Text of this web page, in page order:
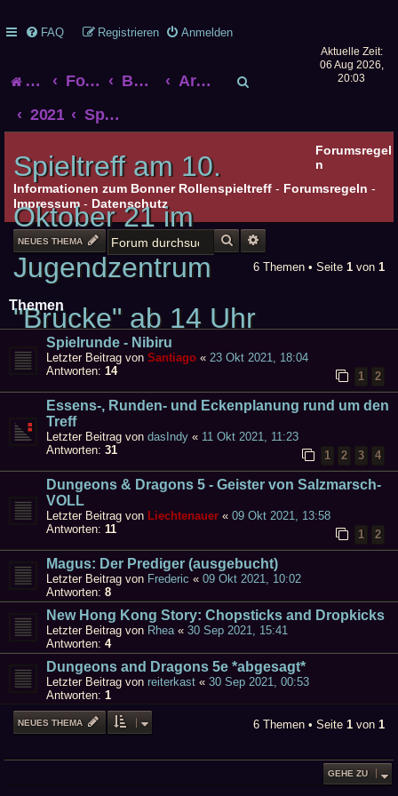
FAQ Anmelden
Registrieren
Startseite
Foren-Übersicht Bonner Rollenspieltreff
Archiv alter Treffen
2021
Spieltreff am 10. Oktober 21 im Jugendzentrum "Brücke" ab 14 Uhr
Aktuelle Zeit:
06 Aug 2026,
20:03
Spieltreff am 10.
Oktober 21 im
Jugendzentrum
"Brücke" ab 14 Uhr
Forumsregel
n
Informationen zum Bonner Rollenspieltreff - Forumsregeln -
Impressum - Datenschutz
NEUES THEMA SUCHE
6 Themen • Seite 1 von 1
Themen
Spielrunde - Nibiru
Letzter Beitrag von Santiago « 23 Okt 2021, 18:04
Antworten: 14 1 2
Essens-, Runden- und Eckenplanung rund um den
Treff
Letzter Beitrag von dasIndy « 11 Okt 2021, 11:23
Antworten: 31 1 2 3 4
Dungeons & Dragons 5 - Geister von Salzmarsch-
VOLL
Letzter Beitrag von Liechtenauer « 09 Okt 2021, 13:58
Antworten: 11 1 2
Magus: Der Prediger (ausgebucht)
Letzter Beitrag von Frederic « 09 Okt 2021, 10:02
Antworten: 8
New Hong Kong Story: Chopsticks and Dropkicks
Letzter Beitrag von Rhea« 30 Sep 2021, 15:41
Antworten: 4
Dungeons and Dragons 5e *abgesagt*
Letzter Beitrag von reiterkast « 30 Sep 2021, 00:53
Antworten: 1
NEUES THEMA 6 Themen • Seite 1 von 1
GEHE ZU